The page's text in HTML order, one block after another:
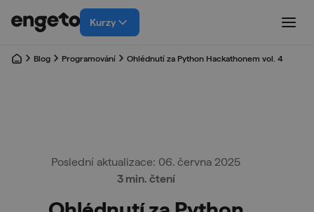
Kurzy
Blog Programování Ohlédnutí za Python Hackathonem vol. 4
Poslední aktualizace: 06. června 2025
3 min. čtení